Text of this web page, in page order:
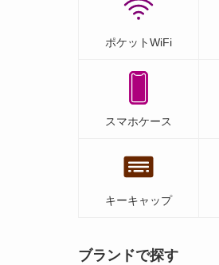
ポケットWiFi
スマホケース
キーキャップ
ブランドで探す